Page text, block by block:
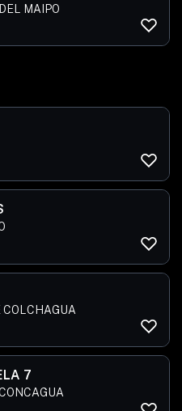
MAIPO
COLCHAGUA
7